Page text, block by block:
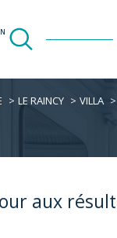
LE RAINCY VILLA
aux